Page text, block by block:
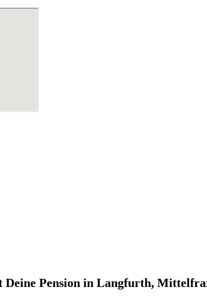
Deine Pension in Langfurth,